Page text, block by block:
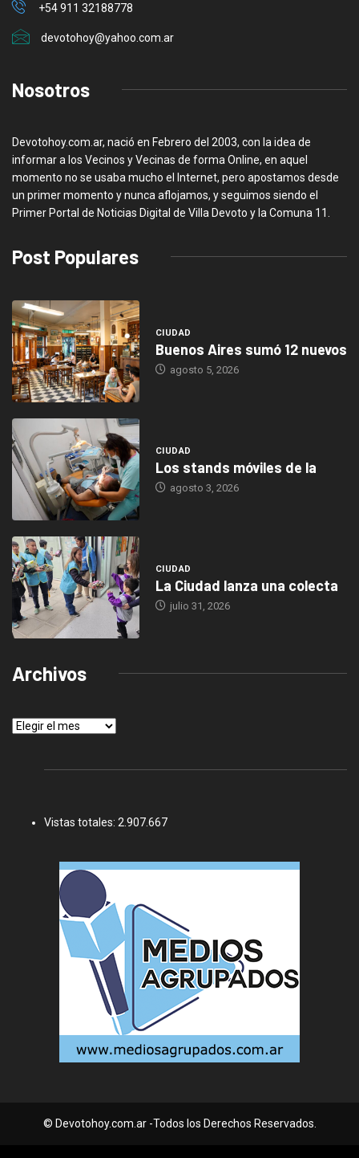
+54 911 32188778
devotohoy@yahoo.com.ar
Nosotros
Devotohoy.com.ar, nació en Febrero del 2003, con la idea de
informar a los Vecinos y Vecinas de forma Online, en aquel
momento no se usaba mucho el Internet, pero apostamos desde
un primer momento y nunca aflojamos, y seguimos siendo el
Primer Portal de Noticias Digital de Villa Devoto y la Comuna 11.
Post Populares
CIUDAD
Buenos Aires sumó 12 nuevos
agosto 5, 2026
CIUDAD
Los stands móviles de la
agosto 3, 2026
CIUDAD
La Ciudad lanza una colecta
julio 31, 2026
Archivos
Archivos
Vistas totales: 2.907.667
© Devotohoy.com.ar -Todos los Derechos Reservados.